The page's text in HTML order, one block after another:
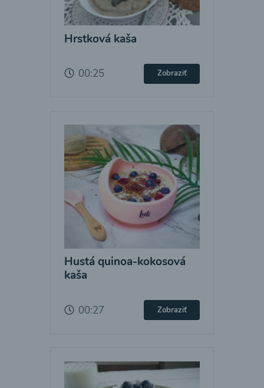
Hrstková kaša
00:25 Zobraziť
Hustá quinoa-kokosová
kaša
00:27 Zobraziť